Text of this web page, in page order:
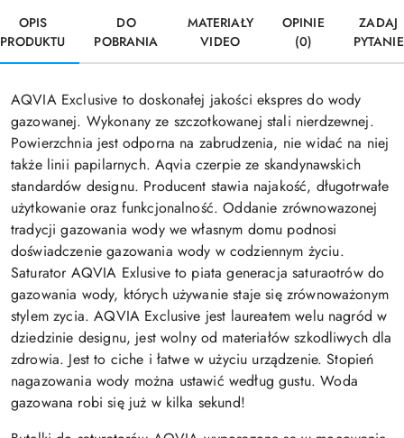
OPIS
PRODUKTU
DO
POBRANIA
MATERIAŁY
VIDEO
OPINIE
(0)
ZADAJ
PYTANIE
AQVIA Exclusive to doskonałej jakości ekspres do wody
gazowanej. Wykonany ze szczotkowanej stali nierdzewnej.
Powierzchnia jest odporna na zabrudzenia, nie widać na niej
także linii papilarnych. Aqvia czerpie ze skandynawskich
standardów designu. Producent stawia najakość, długotrwałe
użytkowanie oraz funkcjonalność. Oddanie zrównowazonej
tradycji gazowania wody we własnym domu podnosi
doświadczenie gazowania wody w codziennym życiu.
Saturator AQVIA Exlusive to piata generacja saturaotrów do
gazowania wody, których używanie staje się zrównoważonym
stylem zycia. AQVIA Exclusive jest laureatem welu nagród w
dziedzinie designu, jest wolny od materiałów szkodliwych dla
zdrowia. Jest to ciche i łatwe w użyciu urządzenie. Stopień
nagazowania wody można ustawić według gustu. Woda
gazowana robi się już w kilka sekund!